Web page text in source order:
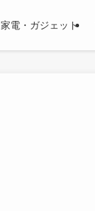
家電・ガジェット